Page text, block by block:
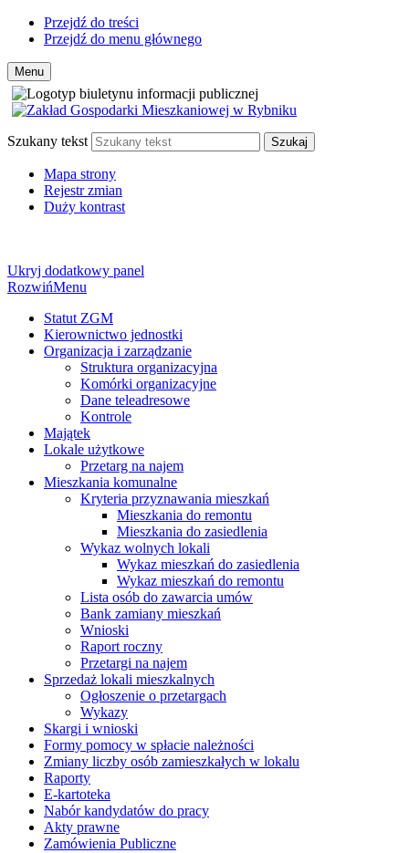
Przejdź do treści
Przejdź do menu głównego
Menu
Szukany tekst Szukaj
Mapa strony
Rejestr zmian
Duży kontrast
Ukryj dodatkowy panel
RozwińMenu
Statut ZGM
Kierownictwo jednostki
Organizacja i zarządzanie
Struktura organizacyjna
Komórki organizacyjne
Dane teleadresowe
Kontrole
Majątek
Lokale użytkowe
Przetarg na najem
Mieszkania komunalne
Kryteria przyznawania mieszkań
Mieszkania do remontu
Mieszkania do zasiedlenia
Wykaz wolnych lokali
Wykaz mieszkań do zasiedlenia
Wykaz mieszkań do remontu
Lista osób do zawarcia umów
Bank zamiany mieszkań
Wnioski
Raport roczny
Przetargi na najem
Sprzedaż lokali mieszkalnych
Ogłoszenie o przetargach
Wykazy
Skargi i wnioski
Formy pomocy w spłacie należności
Zmiany liczby osób zamieszkałych w lokalu
Raporty
E-kartoteka
Nabór kandydatów do pracy
Akty prawne
Zamówienia Publiczne